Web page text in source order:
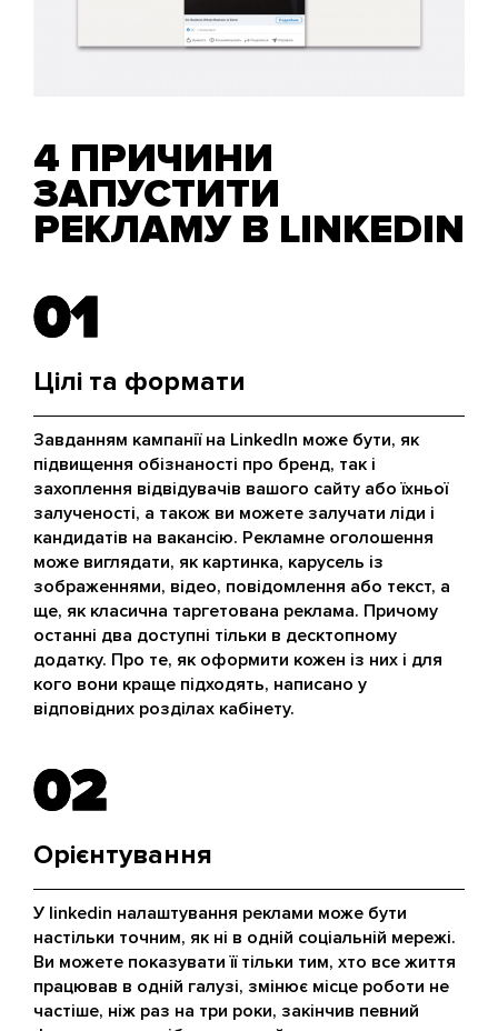
4 ПРИЧИНИ
ЗАПУСТИТИ
РЕКЛАМУ В LINKEDIN
01
01
Цілі та формати
Завданням кампанії на LinkedIn може бути, як
підвищення обізнаності про бренд, так і
захоплення відвідувачів вашого сайту або їхньої
залученості, а також ви можете залучати ліди і
кандидатів на вакансію. Рекламне оголошення
може виглядати, як картинка, карусель із
зображеннями, відео, повідомлення або текст, а
ще, як класична таргетована реклама. Причому
останні два доступні тільки в десктопному
додатку. Про те, як оформити кожен із них і для
кого вони краще підходять, написано у
відповідних розділах кабінету.
02
02
Орієнтування
У linkedin налаштування реклами може бути
настільки точним, як ні в одній соціальній мережі.
Ви можете показувати її тільки тим, хто все життя
працював в одній галузі, змінює місце роботи не
частіше, ніж раз на три роки, закінчив певний